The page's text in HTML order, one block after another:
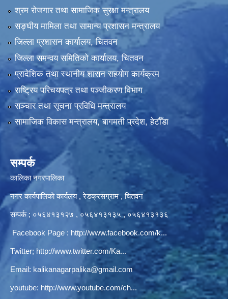
श्रम रोजगार तथा सामाजिक सुरक्षा मन्त्रालय
सङ्‍घीय मामिला तथा सामान्य प्रशासन मन्त्रालय
जिल्ला प्रशासन कार्यालय, चितवन
जिल्ला समन्वय समितिको कार्यालय, चितवन
प्रादेशिक तथा स्थानीय शासन सहयोग कार्यक्रम
राष्ट्रिय परिचयपत्र तथा पञ्‍जीकरण विभाग
सञ्‍चार तथा सूचना प्रविधि मन्त्रालय
सामाजिक विकास मन्त्रालय, बागमती प्रदेश, हेटौँडा
सम्पर्क
कालिका नगरपालिका
नगर कार्यपालिकाे कार्यलय‍ , रेडक्रसग्राम , चितवन
सम्पर्क ; ०५६४१३१२७ , ०५६४१३१३५ , ०५६४१३१३६
Facebook Page : http://www.facebook.com/k...
Twitter; http://www.twitter.com/Ka...
Email: kalikanagarpalika@gmail.com
youtube: http://www.youtube.com/ch...